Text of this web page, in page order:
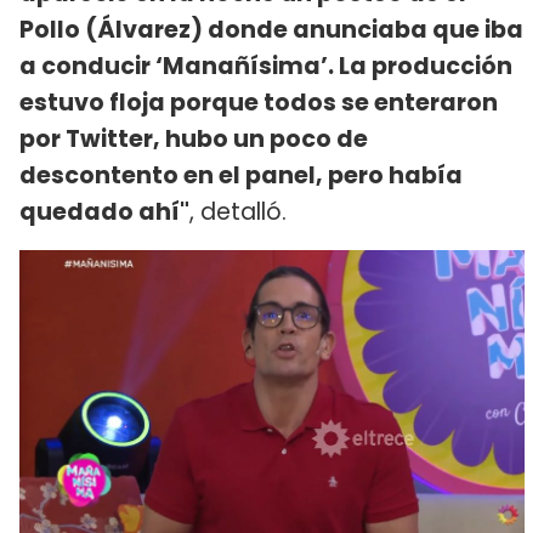
Pollo (Álvarez) donde anunciaba que iba
a conducir ‘Manañísima’. La producción
estuvo floja porque todos se enteraron
por Twitter, hubo un poco de
descontento en el panel, pero había
quedado ahí", detalló.